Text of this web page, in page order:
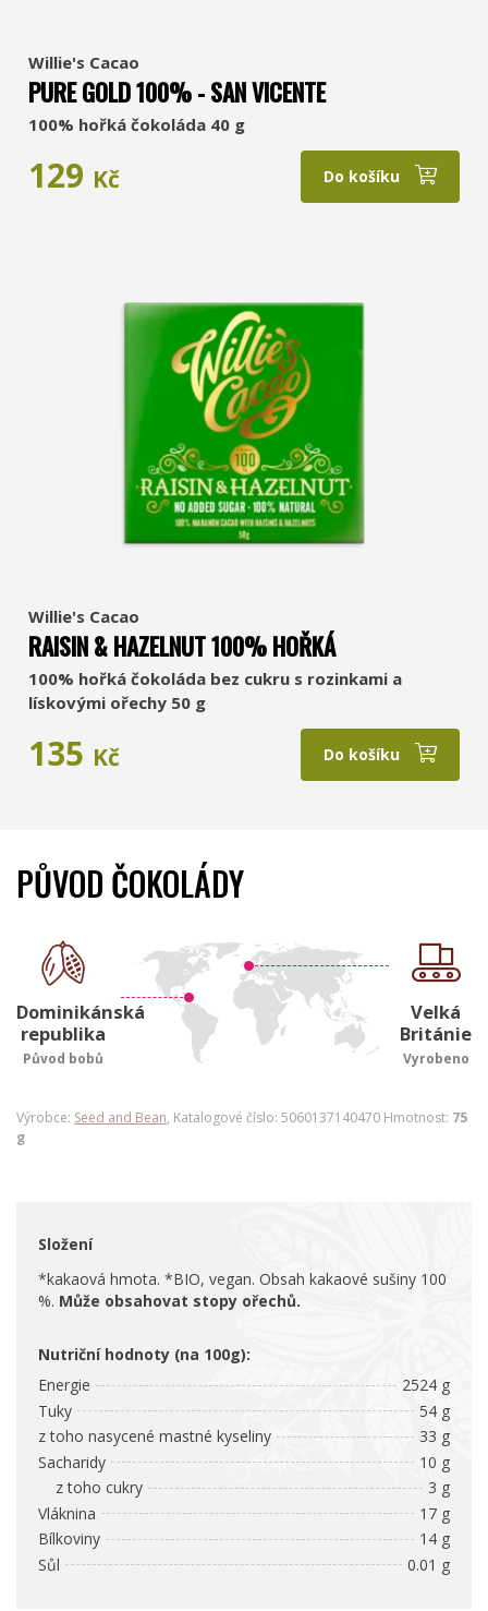
Willie's Cacao
PURE GOLD 100% - SAN VICENTE
100% hořká čokoláda 40 g
129 Kč Do košíku
Willie's Cacao
RAISIN & HAZELNUT 100% HOŘKÁ
100% hořká čokoláda bez cukru s rozinkami a
lískovými ořechy 50 g
135 Kč Do košíku
PŮVOD ČOKOLÁDY
Dominikánská
republika
Původ bobů
Velká
Británie
Vyrobeno
Výrobce: Seed and Bean, Katalogové číslo: 5060137140470 Hmotnost: 75
g
Složení
*kakaová hmota. *BIO, vegan. Obsah kakaové sušiny 100
%. Může obsahovat stopy ořechů.
Nutriční hodnoty (na 100g):
Energie
2524 g
Tuky
54 g
z toho nasycené mastné kyseliny
33 g
Sacharidy
10 g
z toho cukry
3 g
Vláknina
17 g
Bílkoviny
14 g
Sůl
0.01 g